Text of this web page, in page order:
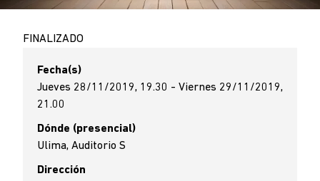
FINALIZADO
Fecha(s)
Jueves 28/11/2019, 19.30 - Viernes 29/11/2019,
21.00
Dónde (presencial)
Ulima, Auditorio S
Dirección